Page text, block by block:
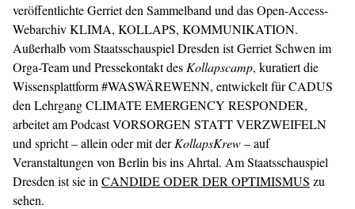
veröffentlichte Gerriet den Sammelband und das Open-Access-
Webarchiv KLIMA, KOLLAPS, KOMMUNIKATION.
Außerhalb vom Staatsschauspiel Dresden ist Gerriet Schwen im
Orga-Team und Pressekontakt des Kollapscamp, kuratiert die
Wissensplattform #WASWÄREWENN, entwickelt für CADUS
den Lehrgang CLIMATE EMERGENCY RESPONDER,
arbeitet am Podcast VORSORGEN STATT VERZWEIFELN
und spricht – allein oder mit derKollapsKrew– auf
Veranstaltungen von Berlin bis ins Ahrtal. Am Staatsschauspiel
Dresden ist sie in CANDIDE ODER DER OPTIMISMUS zu
sehen.